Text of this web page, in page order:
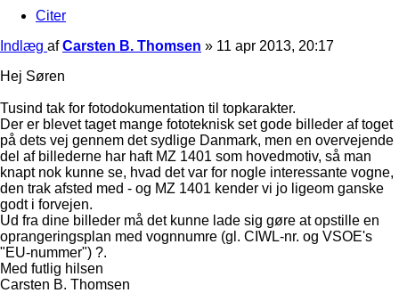
Citer
Indlæg afCarsten B. Thomsen » 11 apr 2013, 20:17
Hej Søren
Tusind tak for fotodokumentation til topkarakter.
Der er blevet taget mange fototeknisk set gode billeder af toget
på dets vej gennem det sydlige Danmark, men en overvejende
del af billederne har haft MZ 1401 som hovedmotiv, så man
knapt nok kunne se, hvad det var for nogle interessante vogne,
den trak afsted med - og MZ 1401 kender vi jo ligeom ganske
godt i forvejen.
Ud fra dine billeder må det kunne lade sig gøre at opstille en
oprangeringsplan med vognnumre (gl. CIWL-nr. og VSOE's
"EU-nummer") ?.
Med futlig hilsen
Carsten B. Thomsen